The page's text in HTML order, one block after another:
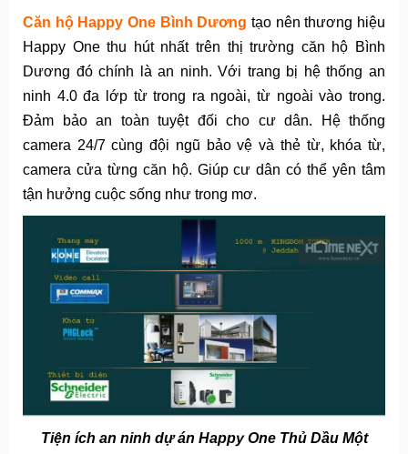
Căn hộ Happy One Bình Dương tạo nên thương hiệu
Happy One thu hút nhất trên thị trường căn hộ Bình
Dương đó chính là an ninh. Với trang bị hệ thống an
ninh 4.0 đa lớp từ trong ra ngoài, từ ngoài vào trong.
Đảm bảo an toàn tuyệt đối cho cư dân. Hệ thống
camera 24/7 cùng đội ngũ bảo vệ và thẻ từ, khóa từ,
camera cửa từng căn hộ. Giúp cư dân có thể yên tâm
tận hưởng cuộc sống như trong mơ.
Tiện ích an ninh dự án Happy One Thủ Dầu Một